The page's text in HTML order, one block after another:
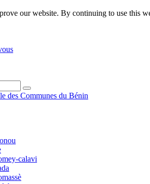
calavi
our website. By continuing to use this